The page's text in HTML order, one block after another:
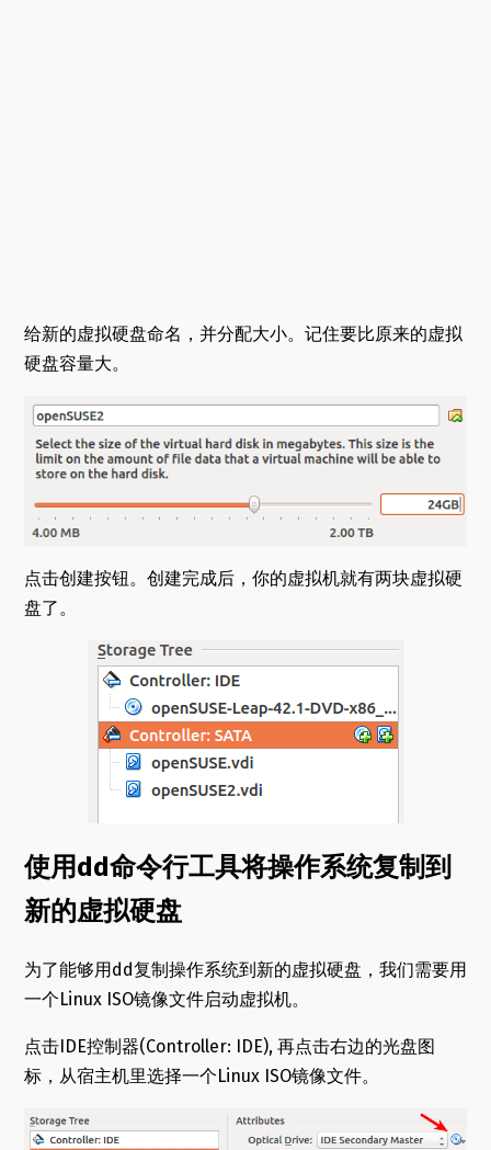
给新的虚拟硬盘命名，并分配大小。记住要比原来的虚拟
硬盘容量大。
点击创建按钮。创建完成后，你的虚拟机就有两块虚拟硬
盘了。
使用dd命令行工具将操作系统复制到
新的虚拟硬盘
为了能够用dd复制操作系统到新的虚拟硬盘，我们需要用
一个Linux ISO镜像文件启动虚拟机。
点击IDE控制器(Controller: IDE), 再点击右边的光盘图
标，从宿主机里选择一个Linux ISO镜像文件。